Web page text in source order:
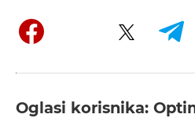
Oglasi korisnika: